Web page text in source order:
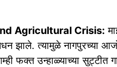
Agricultural Crisis:
झाले. त्यामुळे नागपुरच्या
फक्त उन्हाळ्याच्या सुट्टीत